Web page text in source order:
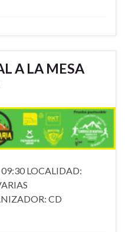
A LA MESA
LOCALIDAD:
CD